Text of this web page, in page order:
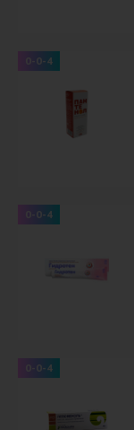
0-0-4
0-0-4
0-0-4